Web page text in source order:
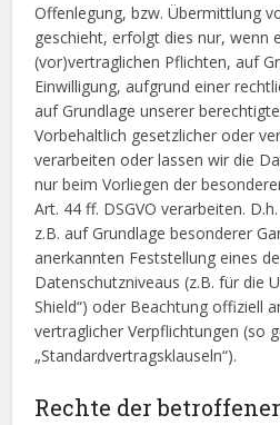
Offenlegung, bzw. Übermittlung
geschieht, erfolgt dies nur, wenn
(vor)vertraglichen Pflichten, auf
Einwilligung, aufgrund einer
auf Grundlage unserer
Vorbehaltlich gesetzlicher oder
verarbeiten oder lassen wir die
nur beim Vorliegen der
Art. 44 ff. DSGVO verarbeiten.
z.B. auf Grundlage besonderer
anerkannten Feststellung eines
Datenschutzniveaus (z.B. für die
Shield“) oder Beachtung offiziell
vertraglicher Verpflichtungen (so
„Standardvertragsklauseln“).
Rechte der